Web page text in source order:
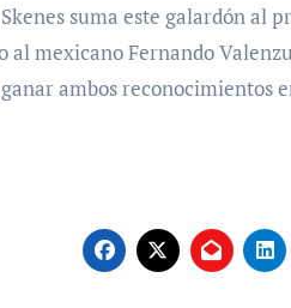
Skenes suma este galardón al
al mexicano Fernando
ambos reconocimientos